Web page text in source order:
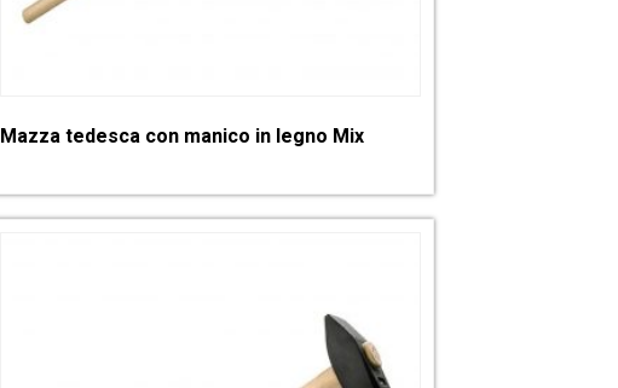
Mazza tedesca con manico in legno Mix